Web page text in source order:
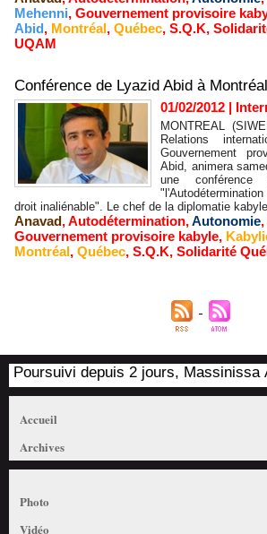
Mehenni, Gouvernement provisoire
Abid, Montréal, Québec, S.Q.K,
UQAM
Conférence de Lyazid Abid à
01/02/2012 |
MONTREAL
Relations
Gouvernement
Abid, animera
une
droit inaliénable". Le chef de la diplomatie
Anavad,Autodétermination,Autonomie,
Gouvernement provisoire kabyle,
Montréal, Québec, S.Q.K, Solidarité
Poursuivi depuis 2 jours, Massinissa
Accueil
Archives
Photo
Vidéo